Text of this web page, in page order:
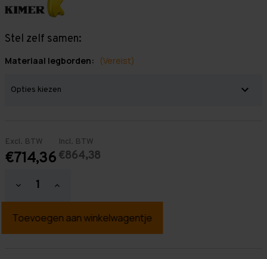
Stel zelf samen:
Materiaal legborden: (Vereist)
Excl. BTW
€714,36
Incl. BTW
€864,38
Hoeveelheid
verlagen
Grootvakstelling
mm
Hoeveelheid
verhogen
Grootvakstelling
mm